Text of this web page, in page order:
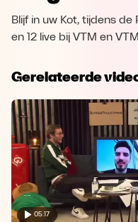
Blijf in uw Kot, tijdens
en 12 live bij VTM en
Gerelateerde
05:17